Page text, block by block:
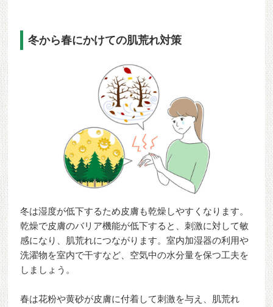
冬から春にかけての肌荒れ対策
冬は湿度が低下するため皮膚も乾燥しやすくなります。
乾燥で皮膚のバリア機能が低下すると、刺激に対して敏
感になり、肌荒れにつながります。室内加湿器の利用や
洗濯物を室内で干すなど、空気中の水分量を保つ工夫を
しましょう。
春は花粉や黄砂が皮膚に付着して刺激を与え、肌荒れ